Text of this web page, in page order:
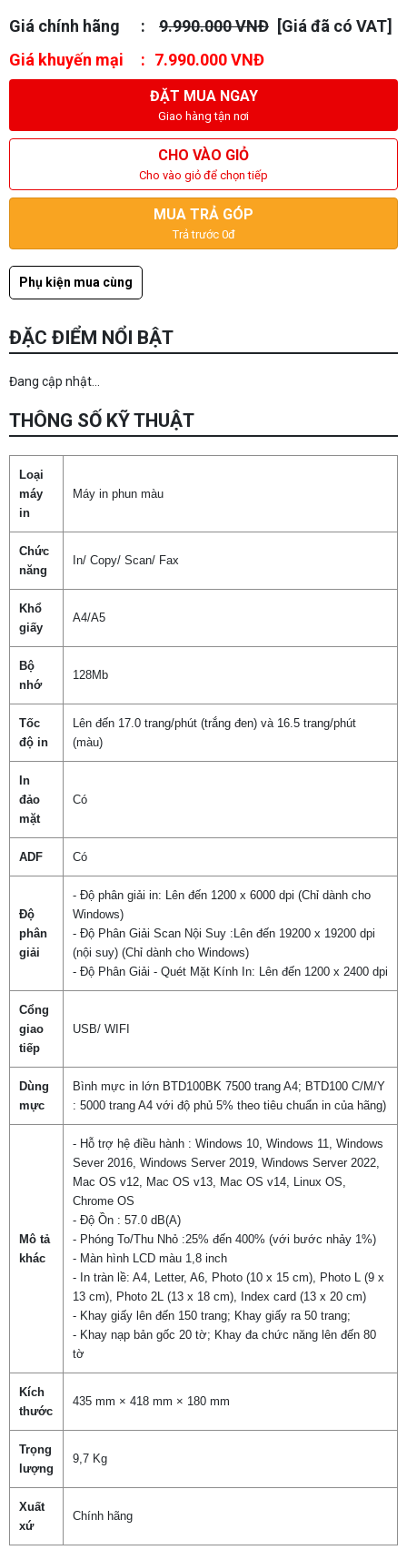
Giá chính hãng 9.990.000 VNĐ [Giá đã có VAT]
Giá khuyến mại
7.990.000 VNĐ
ĐẶT MUA NGAY
Giao hàng tận nơi
CHO VÀO GIỎ
Cho vào giỏ để chọn tiếp
MUA TRẢ GÓP
Trả trước 0đ
Phụ kiện mua cùng
ĐẶC ĐIỂM NỔI BẬT
Đang cập nhật...
THÔNG SỐ KỸ THUẬT
Loại
máy
in
Máy in phun màu
Chức
năng
In/ Copy/ Scan/ Fax
Khổ
giấy
A4/A5
Bộ
nhớ
128Mb
Tốc
độ in
Lên đến 17.0 trang/phút (trắng đen) và 16.5 trang/phút
(màu)
In
đảo
mặt
Có
ADF Có
Độ
phân
giải
- Độ phân giải in: Lên đến 1200 x 6000 dpi (Chỉ dành cho
Windows)
- Độ Phân Giải Scan Nội Suy :Lên đến 19200 x 19200 dpi
(nội suy) (Chỉ dành cho Windows)
- Độ Phân Giải - Quét Mặt Kính In: Lên đến 1200 x 2400 dpi
Cổng
giao
tiếp
USB/ WIFI
Dùng
mực
Bình mực in lớn BTD100BK 7500 trang A4; BTD100 C/M/Y
: 5000 trang A4 với độ phủ 5% theo tiêu chuẩn in của hãng)
Mô tả
khác
- Hỗ trợ hệ điều hành : Windows 10, Windows 11, Windows
Sever 2016, Windows Server 2019, Windows Server 2022,
Mac OS v12, Mac OS v13, Mac OS v14, Linux OS,
Chrome OS
- Độ Ồn : 57.0 dB(A)
- Phóng To/Thu Nhỏ :25% đến 400% (với bước nhảy 1%)
- Màn hình LCD màu 1,8 inch
- In tràn lề: A4, Letter, A6, Photo (10 x 15 cm), Photo L (9 x
13 cm), Photo 2L (13 x 18 cm), Index card (13 x 20 cm)
- Khay giấy lên đến 150 trang; Khay giấy ra 50 trang;
- Khay nạp bản gốc 20 tờ; Khay đa chức năng lên đến 80
tờ
Kích
thước
435 mm × 418 mm × 180 mm
Trọng
lượng
9,7 Kg
Xuất
xứ
Chính hãng